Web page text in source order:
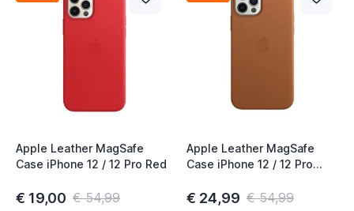
Apple Leather MagSafe
Case iPhone 12 / 12 Pro Red
€ 19,00 € 54,99
Apple Leather MagSafe
Case iPhone 12 / 12 Pro
€ 24,99 € 54,99